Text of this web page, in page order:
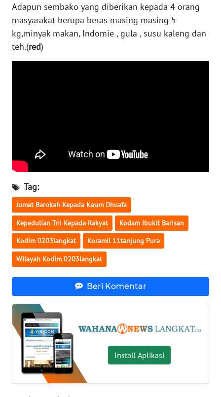
Adapun sembako yang diberikan kepada 4 orang
masyarakat berupa beras masing masing 5
kg,minyak makan, Indomie , gula , susu kaleng dan
teh.(red)
Tag:
Jumat Barokah Kepada Kaum Dhuafa
Kepedulian Tni Kepada Rakyat Kodam Ibukit Barisan
Kodim 0203langkat Koramil 11tanjung Pura
Wilayah Kodim 0203langkat
Beri Komentar
Install Aplikasi
SUMBAR
WN
SUMSEL
WN
JATENG
WN
NUSANTARA
WN
JOGJA
WN
BALI
WN
KALBAR